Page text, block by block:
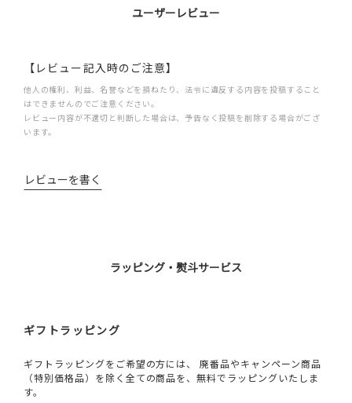
ユーザーレビュー
【レビュー記入時のご注意】
他人の権利、利益、名誉などを損ねたり、法令に違反する内容を投稿すること
はできませんのでご注意ください。
レビュー内容が不適切と判断した場合は、予告なく投稿を削除する場合がござ
います。
レビューを書く
ラッピング・熨斗サービス
ギフトラッピング
ギフトラッピングをご希望の方には、 廃番品やキャンペーン商品
（特別価格品）を除く全ての商品を、無料でラッピングいたしま
す。